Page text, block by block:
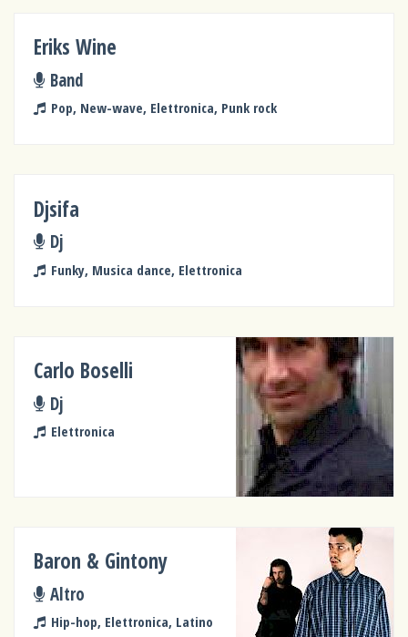
Eriks Wine
Band
Pop, New-wave, Elettronica, Punk rock
Djsifa
Dj
Funky, Musica dance, Elettronica
Carlo Boselli
Dj
Elettronica
Baron & Gintony
Altro
Hip-hop, Elettronica, Latino